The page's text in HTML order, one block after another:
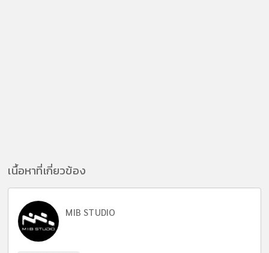
เนื้อหาที่เกี่ยวข้อง
MIB STUDIO